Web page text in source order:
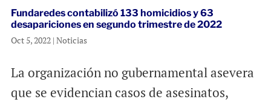
Fundaredes contabilizó 133 homicidios y 63
desapariciones en segundo trimestre de 2022
Oct 5, 2022| Noticias
La organización no gubernamental asevera
que se evidencian casos de asesinatos,